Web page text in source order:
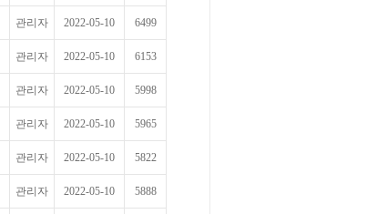
관리자 2022-05-10 6499
관리자 2022-05-10 6153
관리자 2022-05-10 5998
관리자 2022-05-10 5965
관리자 2022-05-10 5822
관리자 2022-05-10 5888